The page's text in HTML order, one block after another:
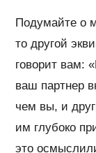
Подумайте о
то другой
говорит вам:
ваш партнер
чем вы, и
им глубоко
это